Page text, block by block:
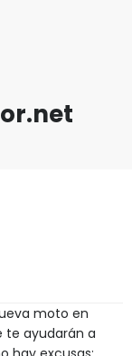
moto en
te ayudarán a